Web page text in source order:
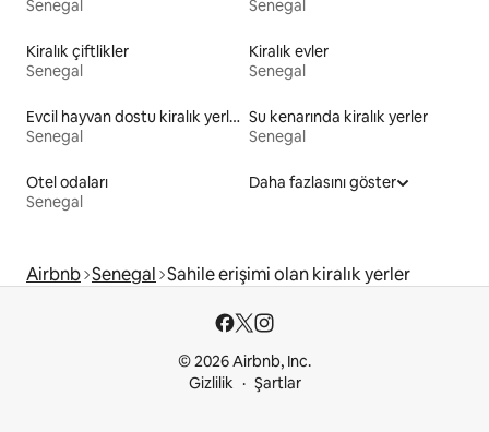
Senegal
Senegal
Kiralık çiftlikler
Senegal
Kiralık evler
Senegal
Evcil hayvan dostu kiralık yerler
Senegal
Su kenarında kiralık yerler
Senegal
Otel odaları
Senegal
Daha fazlasını göster
Airbnb Senegal Sahile erişimi olan kiralık yerler
© 2026 Airbnb, Inc.
Gizlilik
Şartlar